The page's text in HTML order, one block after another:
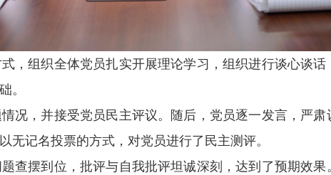
，组织全体党员扎实开展理论学习，组织进行谈心谈
。
况，并接受党员民主评议。随后，党员逐一发言，严
记名投票的方式，对党员进行了民主测评。
查摆到位，批评与自我批评坦诚深刻，达到了预期效